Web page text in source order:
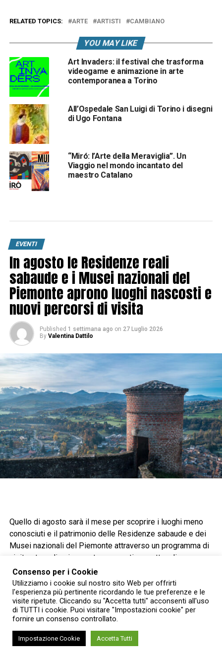
RELATED TOPICS: ARTE ARTISTI CAMBIANO
YOU MAY LIKE
Art Invaders: il festival che trasforma
videogame e animazione in arte
contemporanea a Torino
All’Ospedale San Luigi di Torino i disegni
di Ugo Fontana
“Miró: l’Arte della Meraviglia”. Un
Viaggio nel mondo incantato del
maestro Catalano
EVENTI
In agosto le Residenze reali
sabaude e i Musei nazionali del
Piemonte aprono luoghi nascosti e
nuovi percorsi di visita
Published 1 settimana ago on 27 Luglio 2026
By Valentina Dattilo
Quello di agosto sarà il mese per scoprire i luoghi meno
conosciuti e il patrimonio delle Residenze sabaude e dei
Musei nazionali del Piemonte attraverso un programma di
visite straordinarie, mostre, concerti e spettacoli.
Tra gli appuntamenti
l’apertura degli appartamenti normalmente chiusi
del Castello di Racconigi (CN)
i nuovi percorsi del Forte di Gavi (AL)
il Concerto al tramonto nell’area archeologica di
Consenso per i Cookie
Utilizziamo i cookie sul nostro sito Web per offrirti
l'esperienza più pertinente ricordando le tue preferenze e le
visite ripetute. Cliccando su "Accetta tutti" acconsenti all'uso
di TUTTI i cookie. Puoi visitare "Impostazioni cookie" per
fornire un consenso controllato.
Impostazione Cookie Accetta Tutti